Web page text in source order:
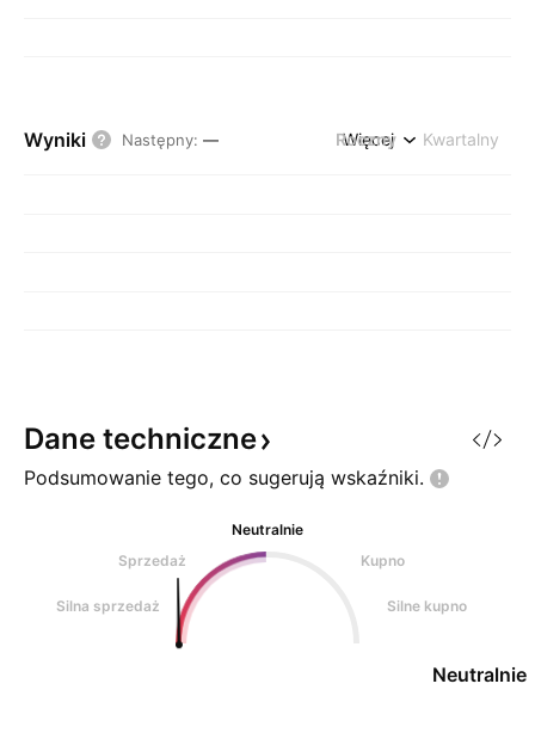
Wyniki Następny: — Roczny Kwartalny
Więcej
Dane techniczne
Podsumowanie tego, co sugerują wskaźniki.
Neutralnie
Sprzedaż
Kupno
Silna sprzedaż Silne kupno
Neutralnie